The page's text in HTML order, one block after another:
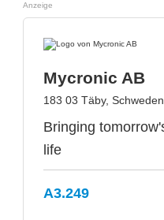
Anzeige
Mycronic AB
183 03 Täby, Schweden
Bringing
life
A3.249